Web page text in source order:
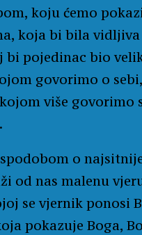
koju ćemo
koja bi bila vidljiva
bi pojedinac bio
govorimo o
više govorimo
o
od nas malenu
se vjernik ponosi
pokazuje Boga,